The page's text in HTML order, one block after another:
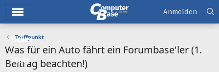
Ticker
Tests
Anmelden
Treffpunkt
Was für ein Auto fährt ein Forumbase'ler (1.
Beitrag beachten!)